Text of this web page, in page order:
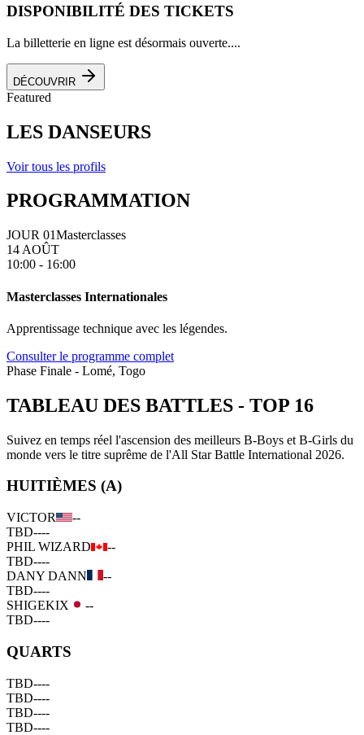
DISPONIBILITÉ DES TICKETS
La billetterie en ligne est désormais ouverte....
DÉCOUVRIR
Featured
LES DANSEURS
Voir tous les profils
PROGRAMMATION
JOUR 01Masterclasses
14 AOÛT
10:00 - 16:00
Masterclasses Internationales
Apprentissage technique avec les légendes.
Consulter le programme complet
Phase Finale - Lomé, Togo
TABLEAU DES BATTLES - TOP 16
Suivez en temps réel l'ascension des meilleurs B-Boys et B-Girls du
monde vers le titre suprême de l'All Star Battle International 2026.
HUITIÈMES (A)
VICTOR
--
TBD----
PHIL WIZARD
--
TBD----
DANY DANN
--
TBD----
SHIGEKIX
--
TBD----
QUARTS
TBD----
TBD----
TBD----
TBD----